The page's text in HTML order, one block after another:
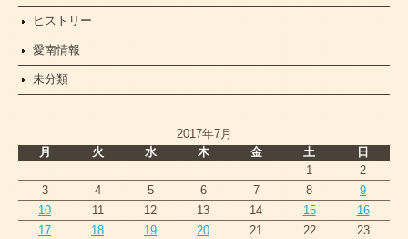
ヒストリー
愛南情報
未分類
2017年7月
月
火 水 木 金 土
日
1
2
3
4 5 6 7 8
9
10
11 12 13 14 15
16
17
18 19 20 21 22
23